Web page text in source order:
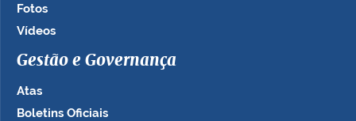
Fotos
Vídeos
Gestão e Governança
Atas
Boletins Oficiais